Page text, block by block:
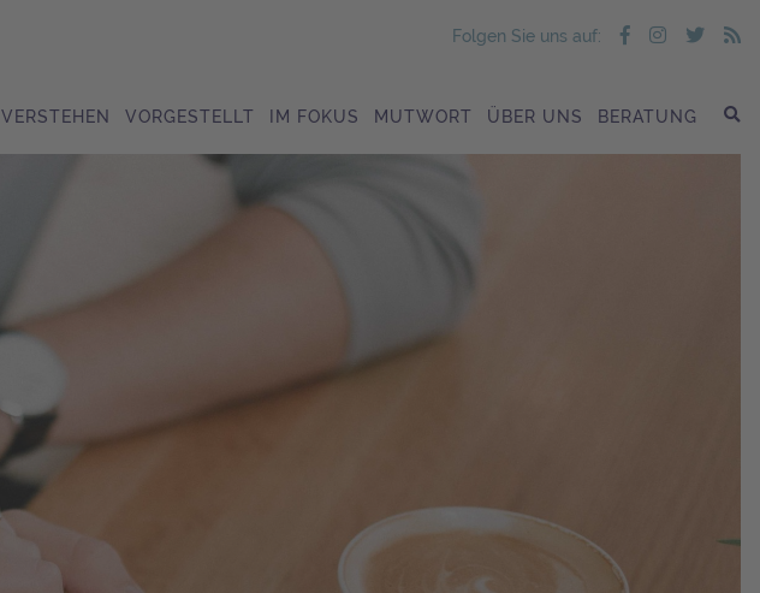
Folgen Sie uns auf:
VERSTEHEN VORGESTELLT IM FOKUS MUTWORT ÜBER UNS BERATUNG